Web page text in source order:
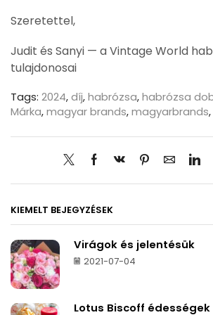
Szeretettel,
Judit és Sanyi — a Vintage World
tulajdonosai
Tags: 2024,díj,habrózsa,habrózsa
Márka,magyar brands,magyarbrands,
KIEMELT BEJEGYZÉSEK
Virágok és jelentésük
2021-07-04
Lotus Biscoff édességek